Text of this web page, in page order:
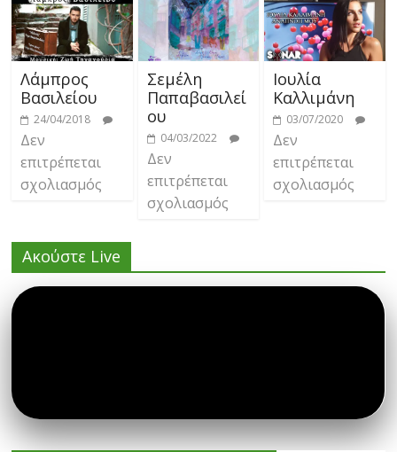
Λάμπρος
Βασιλείου
24/04/2018
Δεν
επιτρέπεται
σχολιασμός
Σεμέλη
Παπαβασιλεί
ου
04/03/2022
Δεν
επιτρέπεται
σχολιασμός
Ιουλία
Καλλιμάνη
03/07/2020
Δεν
επιτρέπεται
σχολιασμός
Ακούστε Live